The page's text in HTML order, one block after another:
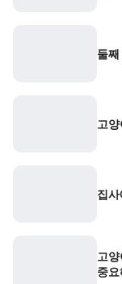
둘
고
집
고
중